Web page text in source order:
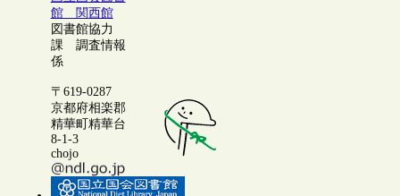
館 関西館
図書館協力
課 調査情報
係
〒619-0287
京都府相楽郡
精華町精華台
8-1-3
chojo